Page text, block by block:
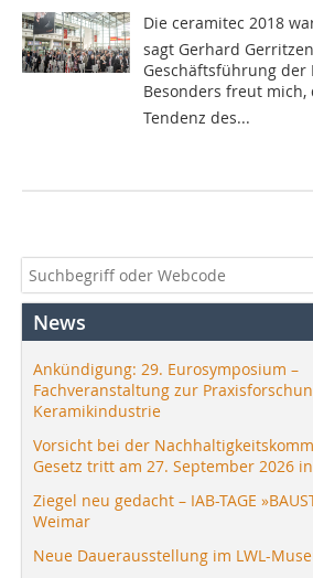
Die ceramitec 2018
sagt Gerhard
Geschäftsführung der
Besonders freut
Tendenz des...
News
Ankündigung: 29. Eurosymposium –
Fachveranstaltung zur
Keramikindustrie
Vorsicht bei der
Gesetz tritt am 27. September 2026
Ziegel neu gedacht – IAB-TAGE
Weimar
Neue Dauerausstellung im LWL-